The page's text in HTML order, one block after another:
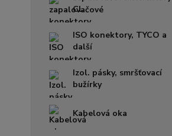
CL
ISO konektory, TYCO a
další
Izol. pásky, smršťovací
bužírky
Kabelová oka